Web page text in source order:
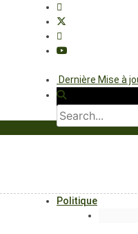
Dernière Mise à
Politique